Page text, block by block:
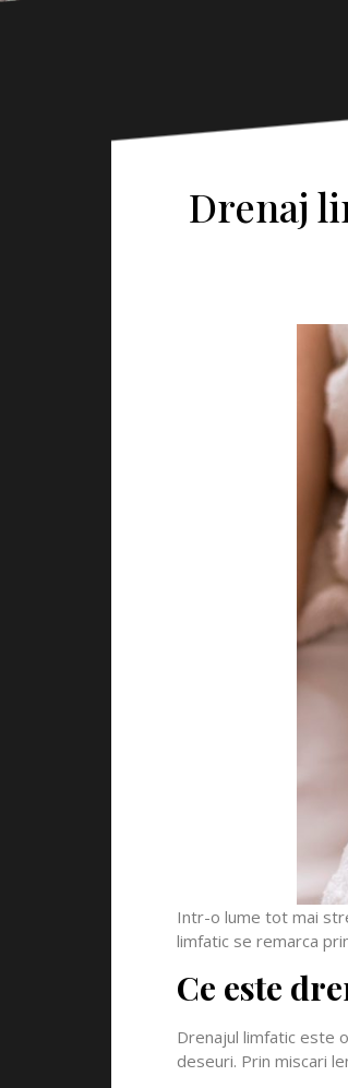
Drenaj
Intr-o lume tot mai
limfatic se remarca
Ce este
Drenajul limfatic este
deseuri. Prin miscari